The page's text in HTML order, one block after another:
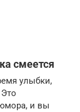
смеется
улыбки,
и вы